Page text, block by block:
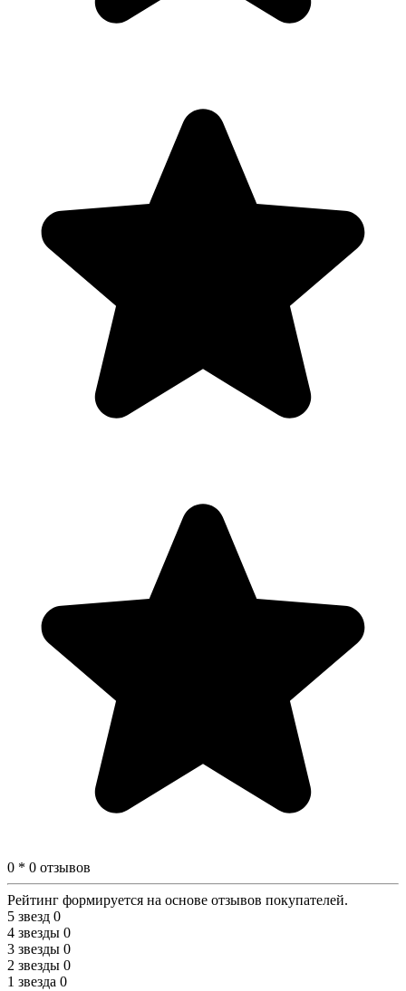
0 * 0 отзывов
Рейтинг формируется на основе отзывов покупателей.
5 звезд 0
4 звезды 0
3 звезды 0
2 звезды 0
1 звезда 0